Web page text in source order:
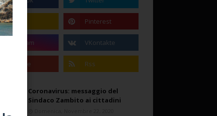
Coronavirus: messaggio del
Sindaco Zambito ai cittadini